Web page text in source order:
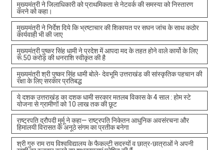
मुख्यमंत्री ने जिलाधिकारी को प्राथमिकता से नेटवर्क की समस्या को निस्तारण
करने को कहा।
मुख्यमंत्री ने निर्देश दिये कि भ्रष्टाचार की शिकायत पर सघन जांच के साथ कठोर
कार्यवाही भी की जाए
मुख्यमंत्री पुष्कर सिंह धामी ने प्रदेश में आपदा मद के तहत होने वाले कार्यो के लिए
रू.50 करोड़ की धनराशि स्वीकृत की है
मुख्यमंत्री श्री पुष्कर सिंह धामी बोले- देवभूमि उत्तराखंड की सांस्कृतिक पहचान की
रक्षा के लिए सरकार प्रतिबद्ध
ये दशक उत्तराखंड का दशक धामी सरकार मतलब विकास के 4 साल : होम स्टे
योजना से ग्रामीणों को 10 लाख तक की छूट
राष्ट्रपति द्रौपदी मुर्मू ने कहा— राष्ट्रपति निकेतन आधुनिक अवसंरचना और
हिमालयी विरासत के अनूठे संगम का प्रतीक बनेगा
श्री गुरु राम राय विश्वविद्यालय के फैकल्टी सदस्यों व छात्र-छात्राओं ने अपनी